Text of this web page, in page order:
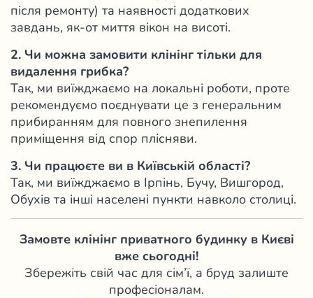
після ремонту) та наявності додаткових
завдань, як-от миття вікон на висоті.
2. Чи можна замовити клінінг тільки для
видалення грибка?
Так, ми виїжджаємо на локальні роботи, проте
рекомендуємо поєднувати це з генеральним
прибиранням для повного знепилення
приміщення від спор плісняви.
3. Чи працюєте ви в Київській області?
Так, ми виїжджаємо в Ірпінь, Бучу, Вишгород,
Обухів та інші населені пункти навколо столиці.
Замовте клінінг приватного будинку в Києві
вже сьогодні!
Збережіть свій час для сім’ї, а бруд залиште
професіоналам.